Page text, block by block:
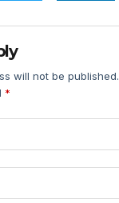
will not be published.
*